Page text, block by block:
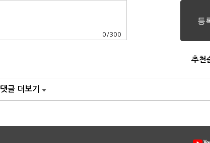
0 /300
추천
댓글 더보기